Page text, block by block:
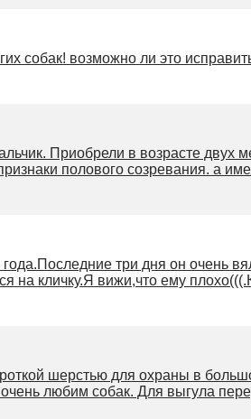
собак! возможно ли это
Приобрели в возрасте двух
полового созревания. а
три дня он очень
на кличку.Я вижи,что ему
шерстью для охраны в
любим собак. Для выгула